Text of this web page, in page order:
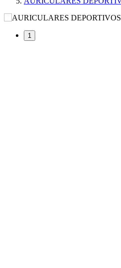
1